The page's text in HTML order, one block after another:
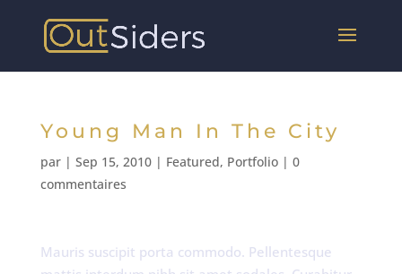
Young Man In The City
par | Sep 15, 2010| Featured, Portfolio| 0
commentaires
Mauris suscipit porta commodo. Pellentesque